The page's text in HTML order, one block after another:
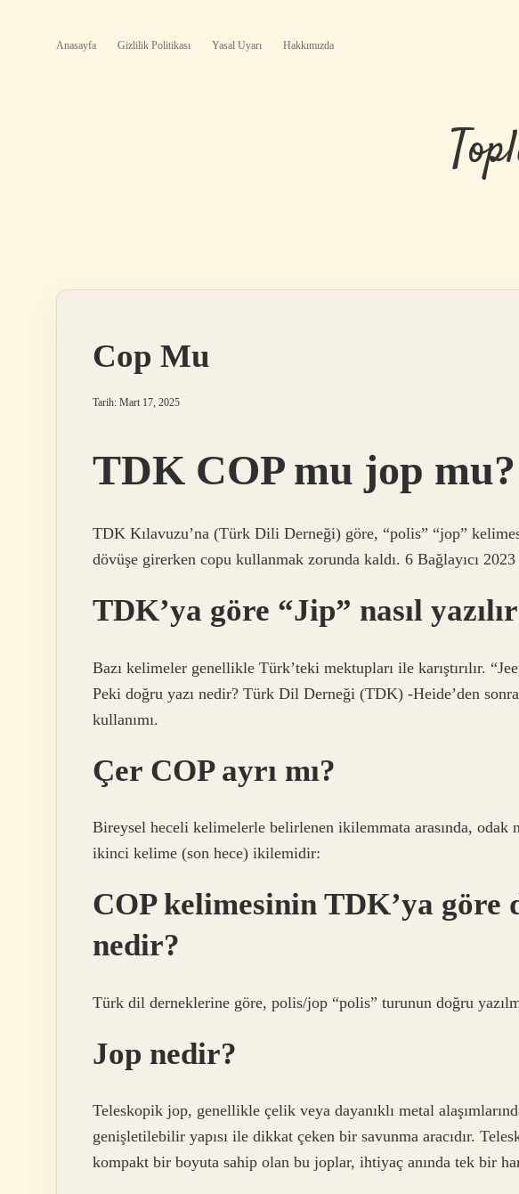
Anasayfa Gizlilik Politikası Yasal Uyarı Hakkımızda
Cop Mu
Tarih: Mart 17, 2025
TDK COP mu jop mu?
TDK Kılavuzu’na (Türk Dili Derneği) göre, “polis” “jop”
dövüşe girerken copu kullanmak zorunda kaldı. 6 Bağlayıcı 2023
TDK’ya göre “Jip” nasıl
Bazı kelimeler genellikle Türk’teki mektupları ile karıştırılır.
Peki doğru yazı nedir? Türk Dil Derneği (TDK) -Heide’den
kullanımı.
Çer COP ayrı mı?
Bireysel heceli kelimelerle belirlenen ikilemmata arasında, odak
ikinci kelime (son hece) ikilemidir:
COP kelimesinin TDK’ya göre
nedir?
Türk dil derneklerine göre, polis/jop “polis” turunun doğru
Jop nedir?
Teleskopik jop, genellikle çelik veya dayanıklı metal
genişletilebilir yapısı ile dikkat çeken bir savunma aracıdır.
kompakt bir boyuta sahip olan bu joplar, ihtiyaç anında tek bir